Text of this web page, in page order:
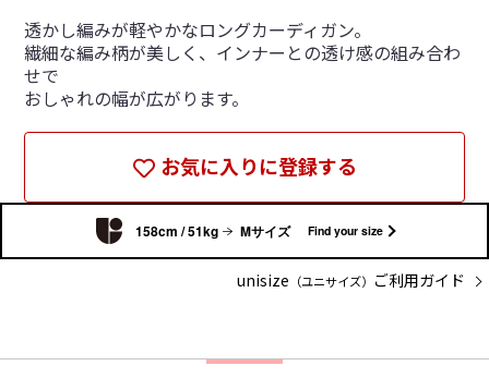
透かし編みが軽やかなロングカーディガン。
繊細な編み柄が美しく、インナーとの透け感の組み合わ
せで
おしゃれの幅が広がります。
お気に入りに登録する
158cm / 51kg Mサイズ Find your size
unisize （ユニサイズ） ご利用ガイド